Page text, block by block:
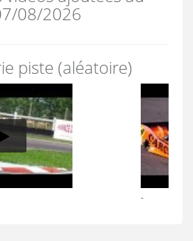
08/2026
piste (aléatoire)
-